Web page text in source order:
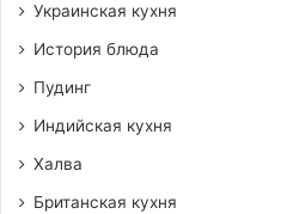
Украинская кухня
История блюда
Пудинг
Индийская кухня
Халва
Британская кухня